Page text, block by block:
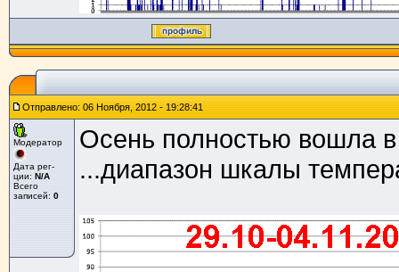
Отправлено: 06 Ноября, 2012 - 19:28:41
Модератор
Дата рег-
ции: N/A
Всего
записей: 0
Осень полностью вошла
...диапазон шкалы